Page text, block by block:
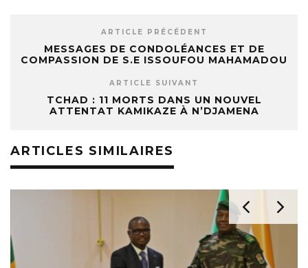
ARTICLE PRÉCÉDENT
MESSAGES DE CONDOLÉANCES ET DE
COMPASSION DE S.E ISSOUFOU MAHAMADOU
ARTICLE SUIVANT
TCHAD : 11 MORTS DANS UN NOUVEL
ATTENTAT KAMIKAZE À N’DJAMENA
ARTICLES SIMILAIRES